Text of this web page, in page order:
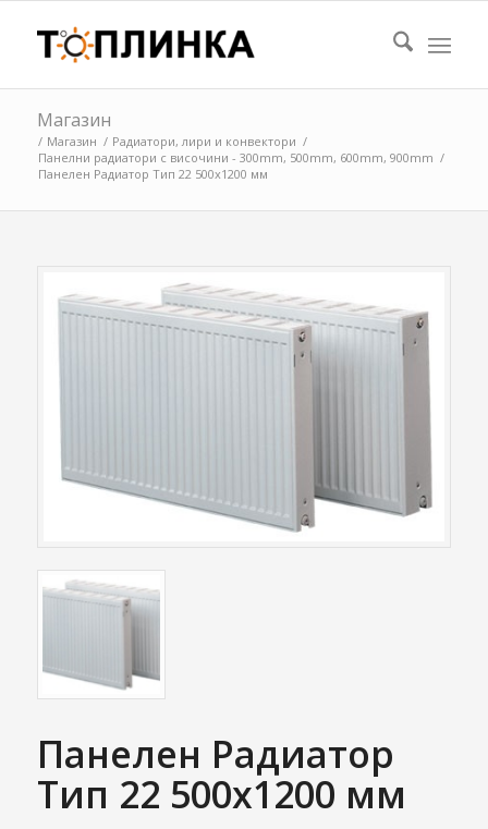
Магазин
/ Магазин / Радиатори, лири и конвектори /
Панелни радиатори с височини - 300mm, 500mm, 600mm, 900mm /
Панелен Радиатор Тип 22 500х1200 мм
Панелен Радиатор
Тип 22 500х1200 мм